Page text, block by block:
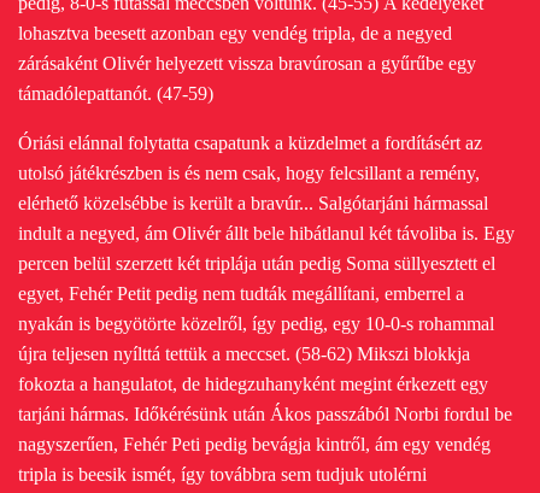
lohasztva beesett azonban egy vendég tripla, de a negyed
zárásaként Olivér helyezett vissza bravúrosan a gyűrűbe egy
támadólepattanót. (47-59)
Óriási elánnal folytatta csapatunk a küzdelmet a fordításért az
utolsó játékrészben is és nem csak, hogy felcsillant a remény,
elérhető közelsébbe is került a bravúr... Salgótarjáni hármassal
indult a negyed, ám Olivér állt bele hibátlanul két távoliba is. Egy
percen belül szerzett két triplája után pedig Soma süllyesztett el
egyet, Fehér Petit pedig nem tudták megállítani, emberrel a
nyakán is begyötörte közelről, így pedig, egy 10-0-s rohammal
újra teljesen nyílttá tettük a meccset. (58-62) Mikszi blokkja
fokozta a hangulatot, de hidegzuhanyként megint érkezett egy
tarjáni hármas. Időkérésünk után Ákos passzából Norbi fordul be
nagyszerűen, Fehér Peti pedig bevágja kintről, ám egy vendég
tripla is beesik ismét, így továbbra sem tudjuk utolérni